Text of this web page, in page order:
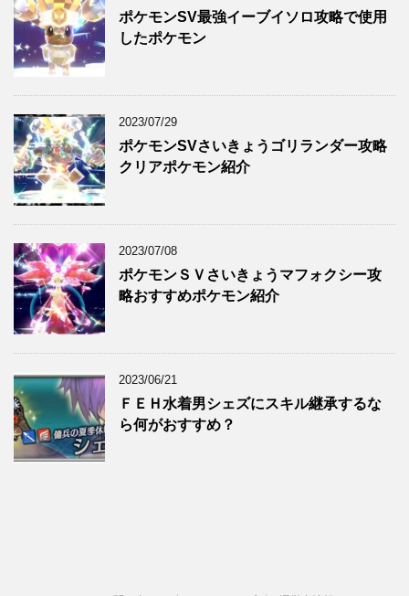
ポケモンSV最強イーブイソロ攻略で使用
したポケモン
2023/07/29
ポケモンSVさいきょうゴリランダー攻略
クリアポケモン紹介
2023/07/08
ポケモンＳＶさいきょうマフォクシー攻
略おすすめポケモン紹介
2023/06/21
ＦＥＨ水着男シェズにスキル継承するな
ら何がおすすめ？